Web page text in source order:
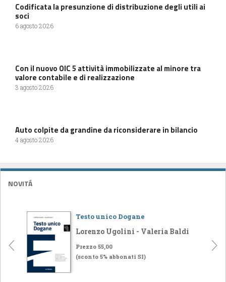
Codificata la presunzione di distribuzione degli utili ai
soci
6 agosto 2026
Con il nuovo OIC 5 attività immobilizzate al minore tra
valore contabile e di realizzazione
3 agosto 2026
Auto colpite da grandine da riconsiderare in bilancio
4 agosto 2026
NOVITÁ
Testo unico Dogane
Lorenzo Ugolini - Valeria Baldi
Prezzo 55,00
(sconto 5% abbonati SI)